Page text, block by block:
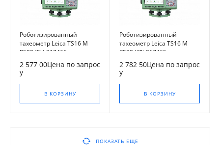
Роботизированный
тахеометр Leica TS16 M
R500 (5") 917466
2 577 00Цена по запрос
у
В КОРЗИНУ
Роботизированный
тахеометр Leica TS16 M
R500 (3") 917465
2 782 50Цена по запрос
у
В КОРЗИНУ
ПОКАЗАТЬ ЕЩЕ